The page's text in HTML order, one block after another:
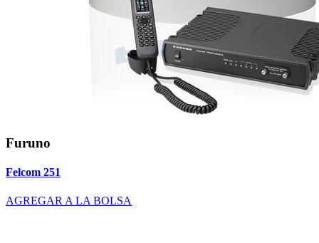
Furuno
Felcom 251
AGREGAR A LA BOLSA